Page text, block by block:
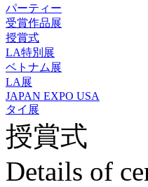
パーティー
受賞作品展
授賞式
LA特別展
ベトナム展
LA展
JAPAN EXPO USA
タイ展
授賞式
Details of